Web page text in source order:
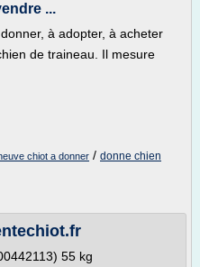
...
à adopter, à acheter
de traineau. Il mesure
chiot a donner / donne chien
55 kg